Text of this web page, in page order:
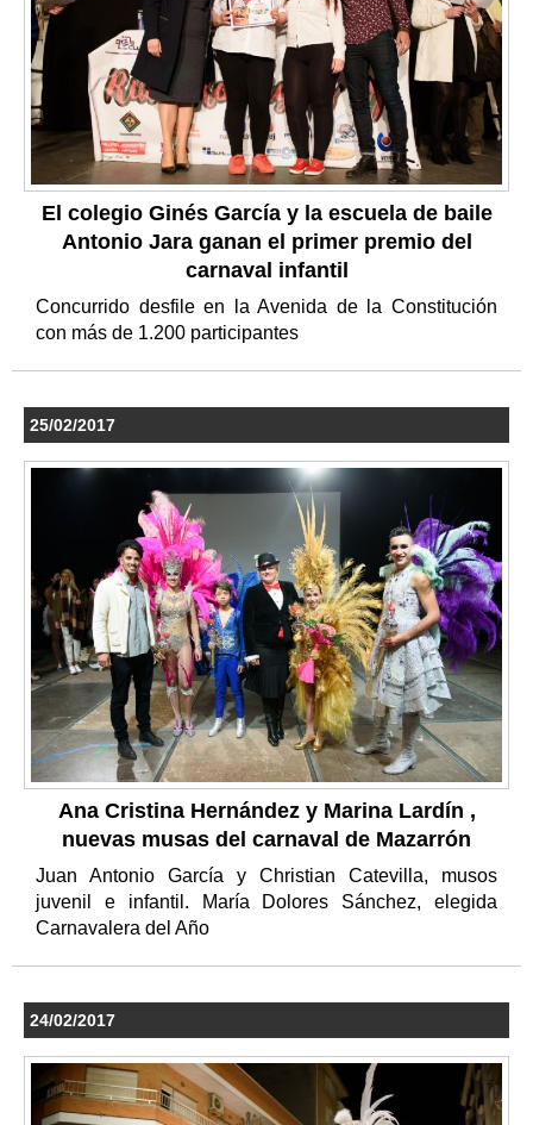
El colegio Ginés García y la escuela de baile
Antonio Jara ganan el primer premio del
carnaval infantil
Concurrido desfile en la Avenida de la Constitución
con más de 1.200 participantes
25/02/2017
Ana Cristina Hernández y Marina Lardín ,
nuevas musas del carnaval de Mazarrón
Juan Antonio García y Christian Catevilla, musos
juvenil e infantil. María Dolores Sánchez, elegida
Carnavalera del Año
24/02/2017